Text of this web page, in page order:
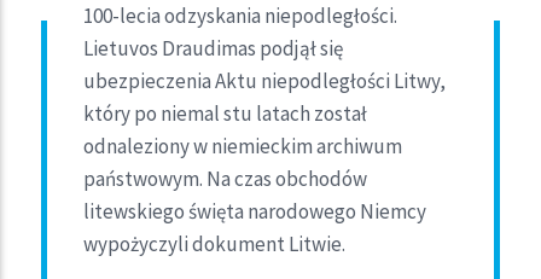
100-lecia odzyskania niepodległości.
Lietuvos Draudimas podjął się
ubezpieczenia Aktu niepodległości Litwy,
który po niemal stu latach został
odnaleziony w niemieckim archiwum
państwowym. Na czas obchodów
litewskiego święta narodowego Niemcy
wypożyczyli dokument Litwie.